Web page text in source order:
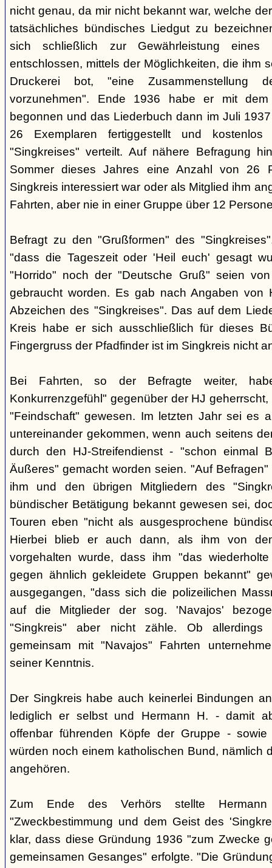
nicht genau, da mir nicht bekannt war, welche
tatsächliches bündisches Liedgut zu
sich schließlich zur Gewährleistung eines
entschlossen, mittels der Möglichkeiten, die ihm
Druckerei bot, "eine Zusammenstellung
vorzunehmen". Ende 1936 habe er mit
begonnen und das Liederbuch dann im Juli
26 Exemplaren fertiggestellt und
"Singkreises" verteilt. Auf nähere Befragung
Sommer dieses Jahres eine Anzahl von 26
Singkreis interessiert war oder als Mitglied ihm
Fahrten, aber nie in einer Gruppe über 12
Befragt zu den "Grußformen" des
"dass die Tageszeit oder 'Heil euch' gesagt
"Horrido" noch der "Deutsche Gruß" seien
gebraucht worden. Es gab nach Angaben von
Abzeichen des "Singkreises". Das auf dem
Kreis habe er sich ausschließlich für dieses
Fingergruss der Pfadfinder ist im Singkreis nicht
Bei Fahrten, so der Befragte weiter,
Konkurrenzgefühl" gegenüber der HJ
"Feindschaft" gewesen. Im letzten Jahr sei es
untereinander gekommen, wenn auch seitens
durch den HJ-Streifendienst - "schon einmal
Äußeres" gemacht worden seien. "Auf
ihm und den übrigen Mitgliedern des
bündischer Betätigung bekannt gewesen sei,
Touren eben "nicht als ausgesprochene
Hierbei blieb er auch dann, als ihm von
vorgehalten wurde, dass ihm "das
gegen ähnlich gekleidete Gruppen bekannt"
ausgegangen, "dass sich die polizeilichen
auf die Mitglieder der sog. 'Navajos'
"Singkreis" aber nicht zähle. Ob allerdings
gemeinsam mit "Navajos" Fahrten
seiner Kenntnis.
Der Singkreis habe auch keinerlei Bindungen
lediglich er selbst und Hermann H. - damit
offenbar führenden Köpfe der Gruppe -
würden noch einem katholischen Bund, nämlich
angehören.
Zum Ende des Verhörs stellte
"Zweckbestimmung und dem Geist des
klar, dass diese Gründung 1936 "zum Zwecke
gemeinsamen Gesanges" erfolgte. "Die